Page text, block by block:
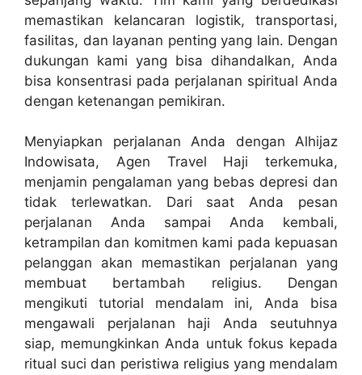
memastikan kelancaran logistik, transportasi,
fasilitas, dan layanan penting yang lain. Dengan
dukungan kami yang bisa dihandalkan, Anda
bisa konsentrasi pada perjalanan spiritual Anda
dengan ketenangan pemikiran.
Menyiapkan perjalanan Anda dengan Alhijaz
Indowisata, Agen Travel Haji terkemuka,
menjamin pengalaman yang bebas depresi dan
tidak terlewatkan. Dari saat Anda pesan
perjalanan Anda sampai Anda kembali,
ketrampilan dan komitmen kami pada kepuasan
pelanggan akan memastikan perjalanan yang
membuat bertambah religius. Dengan
mengikuti tutorial mendalam ini, Anda bisa
mengawali perjalanan haji Anda seutuhnya
siap, memungkinkan Anda untuk fokus kepada
ritual suci dan peristiwa religius yang mendalam